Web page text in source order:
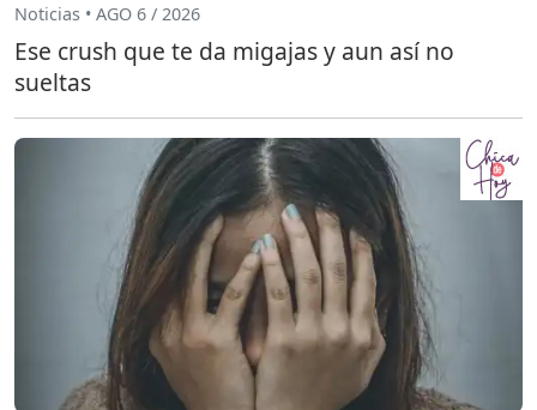
Noticias • AGO 6 / 2026
Ese crush que te da migajas y aun así no
sueltas